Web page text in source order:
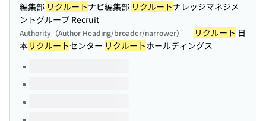
編集部 リクルートナビ編集部 リクルートナレッジマネジメ
ントグループ Recruit
Authority（Author Heading/broader/narrower） リクルート 日
本リクルートセンター リクルートホールディングス
Volumes of this title